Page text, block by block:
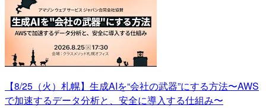
【8/25（火）札幌】生成AIを“会社の武器”にする方法〜AWS
で加速するデータ分析と、安全に導入する仕組み〜